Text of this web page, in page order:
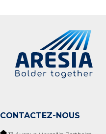
CONTACTEZ-NOUS